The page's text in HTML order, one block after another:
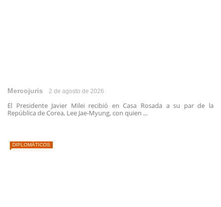
Mercojuris 2 de agosto de 2026
El Presidente Javier Milei recibió en Casa Rosada a su par de la
República de Corea, Lee Jae-Myung, con quien ...
DIPLOMÁTICOS